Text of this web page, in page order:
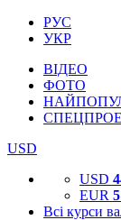
РУС
УКР
ВІДЕО
ФОТО
USD
USD
EUR
Всі курси